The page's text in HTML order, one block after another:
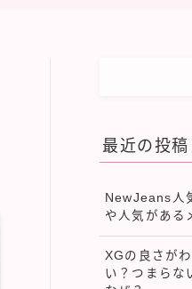
最近の投稿
NewJeans人
や人気がある
XGの良さが
い？つまらな